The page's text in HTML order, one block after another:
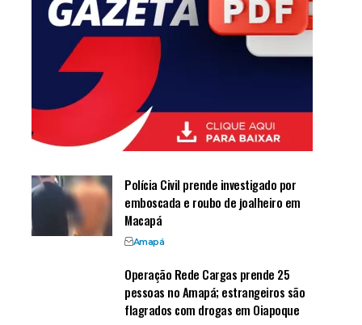
Polícia Civil prende investigado por
emboscada e roubo de joalheiro em
Macapá
Amapá
Operação Rede Cargas prende 25
pessoas no Amapá; estrangeiros são
flagrados com drogas em Oiapoque